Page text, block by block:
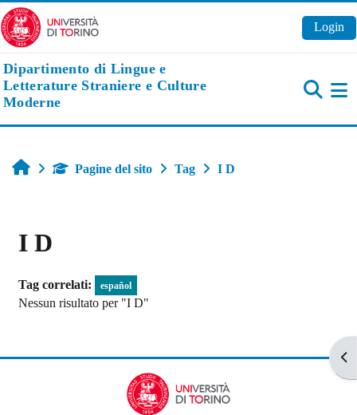
Vai al contenuto principale
Login
Dipartimento di Lingue e
Letterature Straniere e Culture
Moderne
HomePagine del sito Tag I D
I D
Tag correlati: español
Nessun risultato per "I D"